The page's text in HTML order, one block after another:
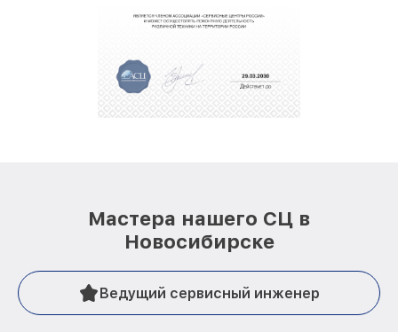
Мастера нашего СЦ в
Новосибирске
Ведущий сервисный инженер